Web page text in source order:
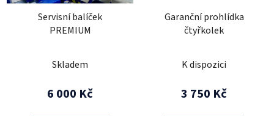
Servisní balíček
PREMIUM
Skladem
6 000 Kč
Garanční prohlídka
čtyřkolek
K dispozici
3 750 Kč